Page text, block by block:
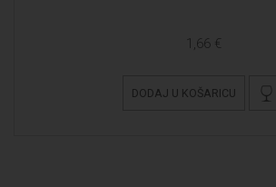
1,66 €
DODAJ U KOŠARICU